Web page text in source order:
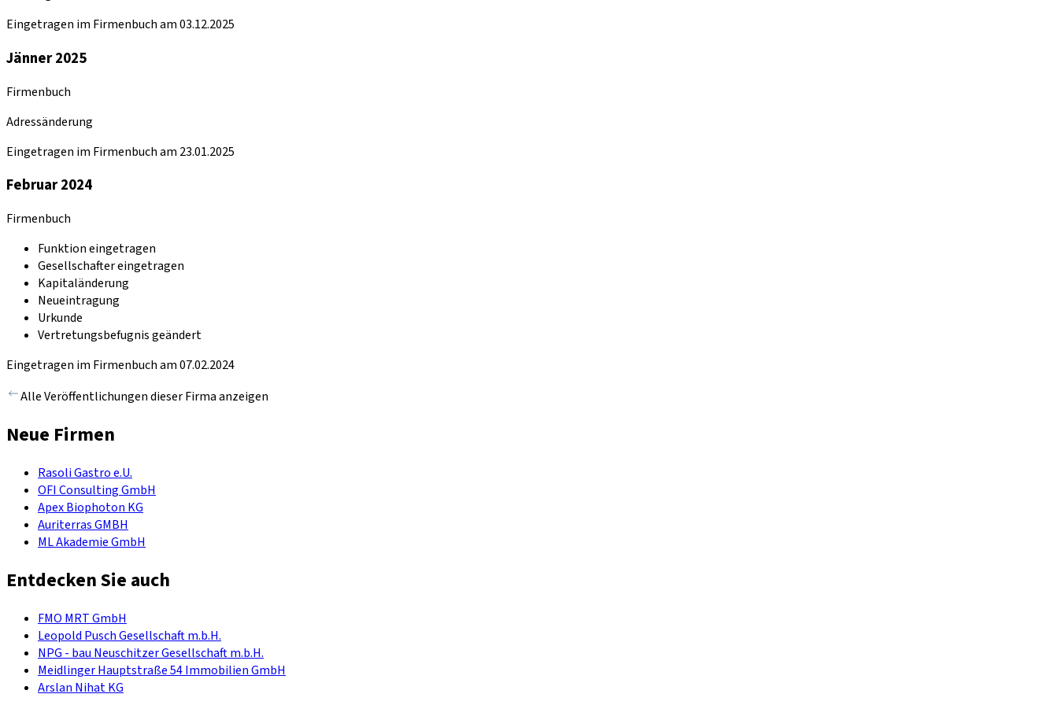
Eingetragen im Firmenbuch am 03.12.2025
Jänner 2025
Firmenbuch
Adressänderung
Eingetragen im Firmenbuch am 23.01.2025
Februar 2024
Firmenbuch
Funktion eingetragen
Gesellschafter eingetragen
Kapitaländerung
Neueintragung
Urkunde
Vertretungsbefugnis geändert
Eingetragen im Firmenbuch am 07.02.2024
Alle Veröffentlichungen dieser Firma anzeigen
Neue Firmen
Rasoli Gastro e.U.
OFI Consulting GmbH
Apex Biophoton KG
Auriterras GMBH
ML Akademie GmbH
Entdecken Sie auch
FMO MRT GmbH
Leopold Pusch Gesellschaft m.b.H.
NPG - bau Neuschitzer Gesellschaft m.b.H.
Meidlinger Hauptstraße 54 Immobilien GmbH
Arslan Nihat KG